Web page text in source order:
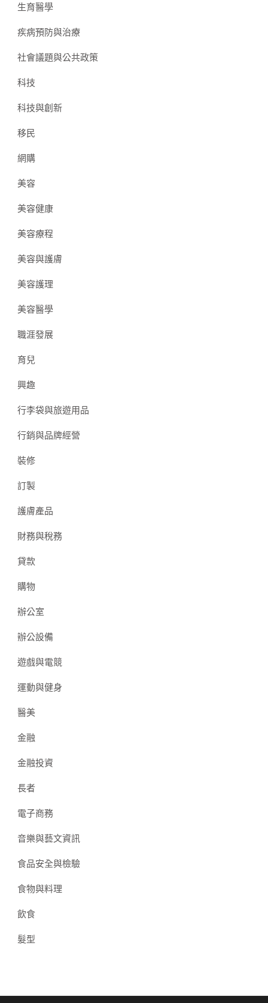
生育醫學
疾病預防與治療
社會議題與公共政策
科技
科技與創新
移民
網購
美容
美容健康
美容療程
美容與護膚
美容護理
美容醫學
職涯發展
育兒
興趣
行李袋與旅遊用品
行銷與品牌經營
裝修
訂製
護膚產品
財務與稅務
貸款
購物
辦公室
辦公設備
遊戲與電競
運動與健身
醫美
金融
金融投資
長者
電子商務
音樂與藝文資訊
食品安全與檢驗
食物與料理
飲食
髮型